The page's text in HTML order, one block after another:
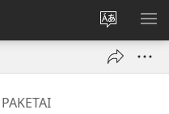
Pakeisti
svetainės
kalbą